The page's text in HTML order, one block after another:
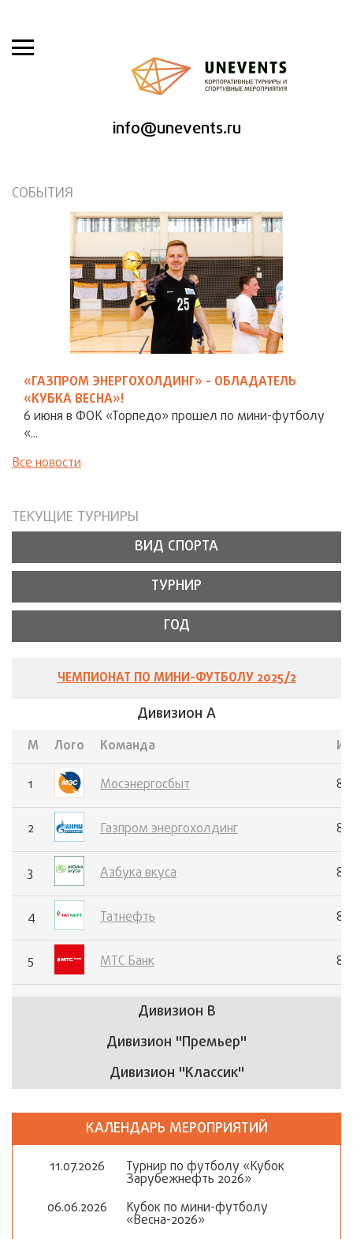
info@unevents.ru
СОБЫТИЯ
«ГАЗПРОМ ЭНЕРГОХОЛДИНГ» - ОБЛАДАТЕЛЬ
«КУБКА ВЕСНА»!
6 июня в ФОК «Торпедо» прошел по мини-футболу
«...
Все новости
ТЕКУЩИЕ ТУРНИРЫ
ВИД СПОРТА
ТУРНИР
ГОД
ЧЕМПИОНАТ ПО МИНИ-ФУТБОЛУ 2025/2
Дивизион А
М Лого Команда И
1 Мосэнергосбыт 8
2 Газпром энергохолдинг 8
3 Азбука вкуса 8
4 Татнефть 8
5 МТС Банк 8
Дивизион В
Дивизион "Премьер"
Дивизион "Классик"
КАЛЕНДАРЬ МЕРОПРИЯТИЙ
11.07.2026 Турнир по футболу «Кубок
Зарубежнефть 2026»
06.06.2026
Кубок по мини-футболу
«Весна-2026»